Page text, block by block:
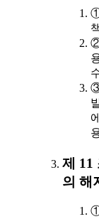
①
②
③
제 11
의 해
①